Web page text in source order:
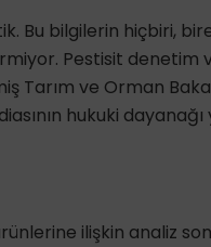
Bu bilgilerin hiçbiri,
Pestisit denetim
Tarım ve Orman
hukuki dayanağı
ilişkin analiz